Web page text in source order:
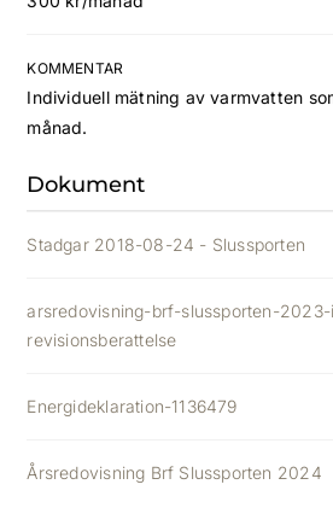
KOMMENTAR
Individuell mätning av varmvatten
månad.
Dokument
Stadgar 2018-08-24 - Slussporten
arsredovisning-brf-slussporten-
revisionsberattelse
Energideklaration-1136479
Årsredovisning Brf Slussporten 2024